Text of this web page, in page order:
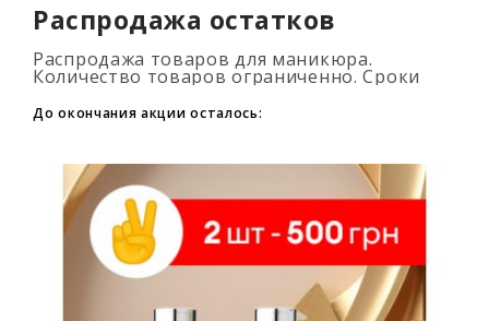
Распродажа остатков
Распродажа товаров для маникюра.
Количество товаров ограниченно. Сроки
промоакции смотри на таймере...
До окончания акции осталось: